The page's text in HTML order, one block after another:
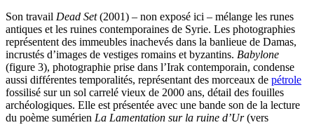
Son travail Dead Set(2001) – non exposé ici – mélange les runes
antiques et les ruines contemporaines de Syrie. Les photographies
représentent des immeubles inachevés dans la banlieue de Damas,
incrustés d’images de vestiges romains et byzantins. Babylone
(figure 3), photographie prise dans l’Irak contemporain, condense
aussi différentes temporalités, représentant des morceaux de pétrole
fossilisé sur un sol carrelé vieux de 2000 ans, détail des fouilles
archéologiques. Elle est présentée avec une bande son de la lecture
du poème sumérien La Lamentation sur la ruine d’Ur(vers